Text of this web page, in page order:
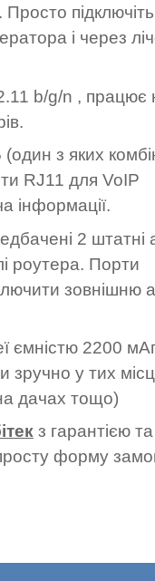
підключіть
і через
b/g/n , працює
з яких
RJ11 для VoIP
інформації.
2 штатні
роутера. Порти
зовнішню
ємністю 2200
зручно у тих
дачах тощо)
з гарантією та
форму